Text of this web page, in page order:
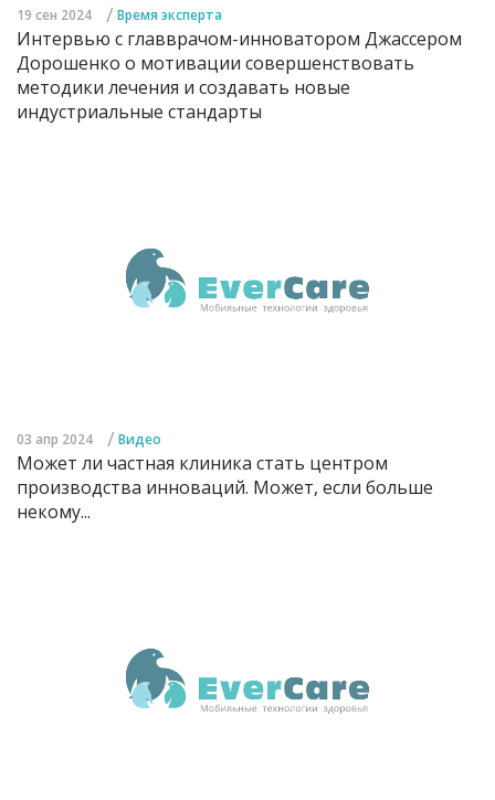
19 сен 2024 / Время эксперта
Интервью с главврачом-инноватором Джассером
Дорошенко о мотивации совершенствовать
методики лечения и создавать новые
индустриальные стандарты
03 апр 2024 / Видео
Может ли частная клиника стать центром
производства инноваций. Может, если больше
некому...